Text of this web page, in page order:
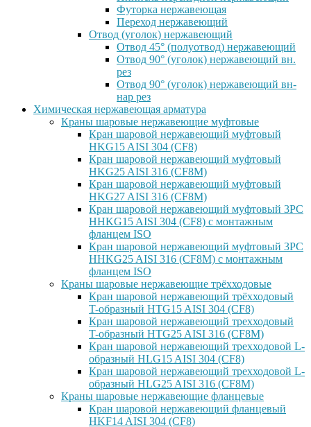
Футорка нержавеющая
Переход нержавеющий
Отвод (уголок) нержавеющий
Отвод 45° (полуотвод) нержавеющий
Отвод 90° (уголок) нержавеющий вн.
рез
Отвод 90° (уголок) нержавеющий вн-
нар рез
Химическая нержавеющая арматура
Краны шаровые нержавеющие муфтовые
Кран шаровой нержавеющий муфтовый
HKG15 AISI 304 (CF8)
Кран шаровой нержавеющий муфтовый
HKG25 AISI 316 (CF8M)
Кран шаровой нержавеющий муфтовый
HKG27 AISI 316 (CF8M)
Кран шаровой нержавеющий муфтовый 3PC
HHKG15 AISI 304 (CF8) с монтажным
фланцем ISO
Кран шаровой нержавеющий муфтовый 3PC
HHKG25 AISI 316 (CF8M) с монтажным
фланцем ISO
Краны шаровые нержавеющие трёхходовые
Кран шаровой нержавеющий трёхходовый
T-образный HTG15 AISI 304 (CF8)
Кран шаровой нержавеющий трехходовый
T-образный HTG25 AISI 316 (CF8M)
Кран шаровой нержавеющий трехходовой L-
образный HLG15 AISI 304 (CF8)
Кран шаровой нержавеющий трехходовой L-
образный HLG25 AISI 316 (CF8M)
Краны шаровые нержавеющие фланцевые
Кран шаровой нержавеющий фланцевый
HKF14 AISI 304 (CF8)